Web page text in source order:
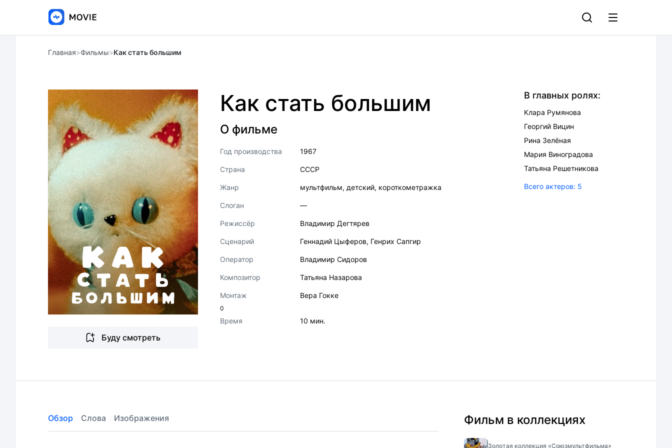
Главная>Фильмы>Как стать большим
Буду смотреть
Как стать большим
О фильме
Год производства 1967
Страна СССР
Жанр мультфильм, детский, короткометражка
Слоган —
Режиссёр Владимир Дегтярев
Сценарий Геннадий Цыферов, Генрих Сапгир
Оператор Владимир Сидоров
Композитор Татьяна Назарова
Монтаж Вера Гокке
0
Время 10 мин.
В главных ролях:
Клара Румянова
Георгий Вицин
Рина Зелёная
Мария Виноградова
Татьяна Решетникова
Всего актеров: 5
Обзор Слова Изображения Фильм в коллекциях
Золотая коллекция «Союзмультфильма»